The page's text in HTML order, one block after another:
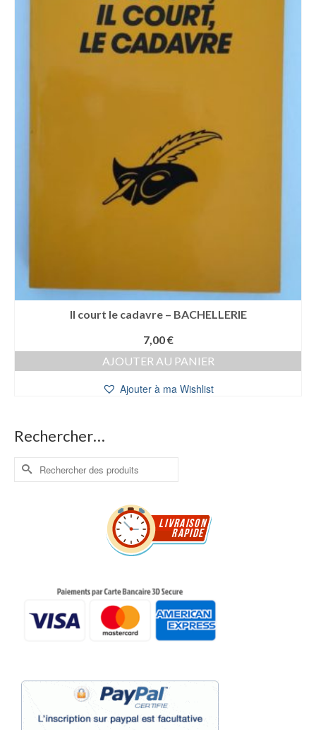
Il court le cadavre – BACHELLERIE
7,00€
AJOUTER AU PANIER
Ajouter à ma Wishlist
Rechercher…
Rechercher :